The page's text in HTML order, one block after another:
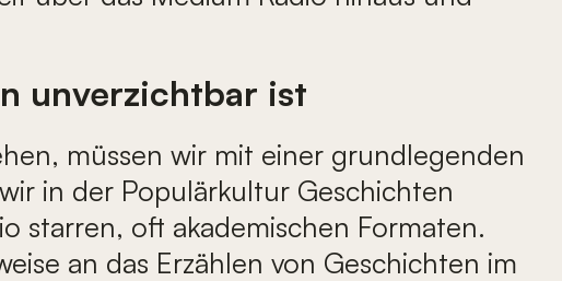
unverzichtbar ist
müssen wir mit einer grundlegenden
in der Populärkultur Geschichten
starren, oft akademischen Formaten.
an das Erzählen von Geschichten im